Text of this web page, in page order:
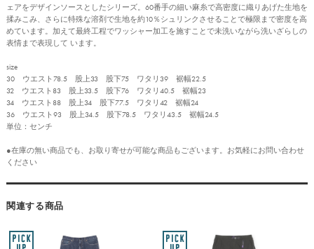
ェアをデザインソースとしたシリーズ。60番手の細い麻糸で高密度に織りあげた生地を
揉みこみ、さらに特殊な溶剤で生地を約10％シュリンクさせることで極限まで密度を高
めています。加えて最終工程でワッシャー加工を施すことで未洗いながら洗いざらしの
表情まで表現して います。
size
30 ウエスト78.5 股上33 股下75 ワタリ39 裾幅22.5
32 ウエスト83 股上33.5 股下76 ワタリ40.5 裾幅23
34 ウエスト88 股上34 股下77.5 ワタリ42 裾幅24
36 ウエスト93 股上34.5 股下78.5 ワタリ43.5 裾幅24.5
単位：センチ
●在庫の無い商品でも、お取り寄せが可能な商品もございます。お気軽にお問い合わせ
ください
関連する商品